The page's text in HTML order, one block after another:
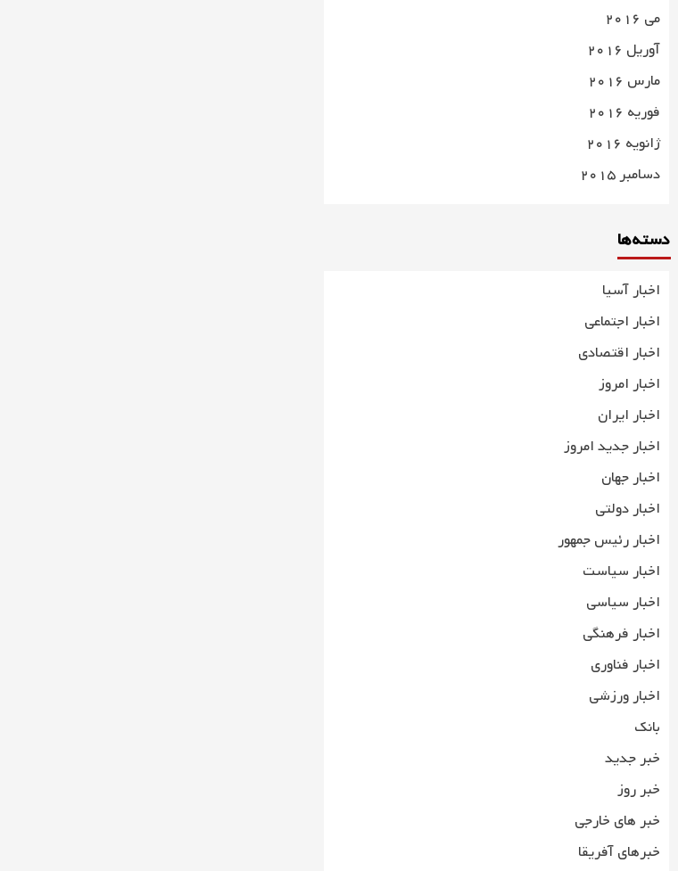
می 2016
آوریل 2016
مارس 2016
فوریه 2016
ژانویه 2016
دسامبر 2015
دسته‌ها
اخبار آسیا
اخبار اجتماعی
اخبار اقتصادی
اخبار امروز
اخبار ایران
اخبار جدید امروز
اخبار جهان
اخبار دولتی
اخبار رئیس جمهور
اخبار سیاست
اخبار سیاسی
اخبار فرهنگی
اخبار فناوری
اخبار ورزشی
بانک
خبر جدید
خبر روز
خبر های خارجی
خبرهای آفریقا